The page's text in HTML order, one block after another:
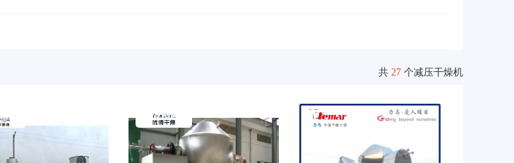
共 27 个减压干燥机